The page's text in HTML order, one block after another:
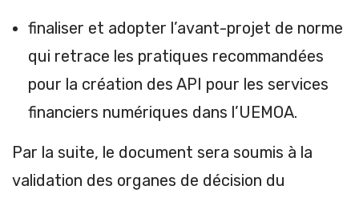
finaliser et adopter l’avant-projet de norme
qui retrace les pratiques recommandées
pour la création des API pour les services
financiers numériques dans l’UEMOA.
Par la suite, le document sera soumis à la
validation des organes de décision du